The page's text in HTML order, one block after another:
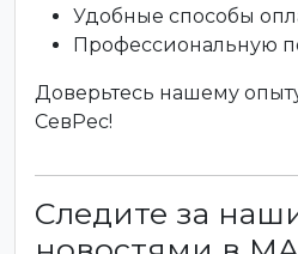
Удобные способы
Профессиональную
Доверьтесь нашему
СевРес!
Следите за